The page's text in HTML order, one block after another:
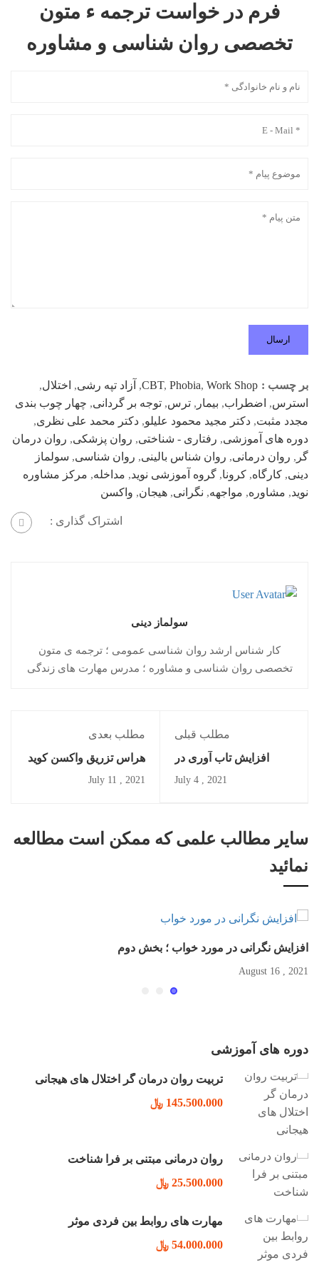
فرم در خواست ترجمه ء متون
تخصصی روان شناسی و مشاوره
بر چسب : CBT, Phobia, Work Shop
, آزاد تپه رشی, اختلال,
استرس, اضطراب, بیمار , ترس, توجه بر گردانی, چهار چوب بندی
مجدد مثبت, دکتر مجید محمود علیلو, دکتر محمد علی نظری,
دوره های آموزشی, رفتاری - شناختی, روان پزشکی, روان درمان
گر , روان درمانی, روان شناس بالینی, روان شناسی, سولماز
دینی, کارگاه, کرونا, گروه آموزشی نوید, مداخله, مرکز مشاوره
نوید, مشاوره, مواجهه, نگرانی, هیجان, واکسن
اشتراک گذاری :
سولماز دینی
کار شناس ارشد روان شناسی عمومی ؛ ترجمه ی متون
تخصصی روان شناسی و مشاوره ؛ مدرس مهارت های زندگی
مطلب قبلی
افزایش تاب آوری در
2021 , July 4
مطلب بعدی
هراس تزریق واکسن کوید
2021 , July 11
سایر مطالب علمی که ممکن است مطالعه
نمائید
افزایش نگرانی در مورد خواب ؛ بخش دوم
2021 , August 16
دوره های آموزشی
تربیت روان درمان گر اختلال های هیجانی
145.500.000 ﷼
روان درمانی مبتنی بر فرا شناخت
25.500.000 ﷼
مهارت های روابط بین فردی موثر
54.000.000 ﷼